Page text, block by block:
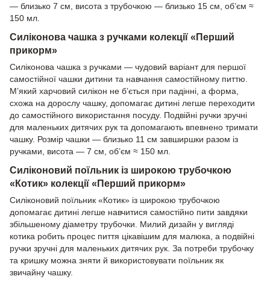
— близько 7 см, висота з трубочкою — близько 15 см, об’єм ≈
150 мл.
Силіконова чашка з ручками колекції «Перший
прикорм»
Силіконова чашка з ручками — чудовий варіант для першої
самостійної чашки дитини та навчання самостійному питтю.
М’який харчовий силікон не б’ється при падінні, а форма,
схожа на дорослу чашку, допомагає дитині легше переходити
до самостійного використання посуду. Подвійні ручки зручні
для маленьких дитячих рук та допомагають впевнено тримати
чашку. Розмір чашки — близько 11 см завширшки разом із
ручками, висота — 7 см, об’єм ≈ 150 мл.
Силіконовий поїльник із широкою трубочкою
«Котик» колекції «Перший прикорм»
Силіконовий поїльник «Котик» із широкою трубочкою
допомагає дитині легше навчитися самостійно пити завдяки
збільшеному діаметру трубочки. Милий дизайн у вигляді
котика робить процес пиття цікавішим для малюка, а подвійні
ручки зручні для маленьких дитячих рук. За потреби трубочку
та кришку можна зняти й використовувати поїльник як
звичайну чашку.